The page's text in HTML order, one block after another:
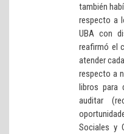
también
respecto a
UBA con
reafirmó el
atender
respecto a
libros para
auditar
Sociales y